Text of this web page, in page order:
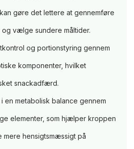
gøre det lettere at gennemføre
vælge sundere måltider.
og portionstyring gennem
komponenter, hvilket
snackadfærd.
en metabolisk balance gennem
elementer, som hjælper kroppen
mere hensigtsmæssigt på